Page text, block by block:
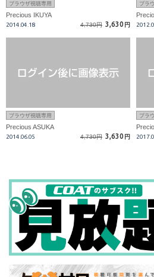
ブラウザ視聴専用
Precious IKUYA
2014.04.18 4,730円 3,630 円
ブラ
ブラウザ視聴専用
Precious ASUKA
2014.06.05 4,730円 3,630 円
ブラ